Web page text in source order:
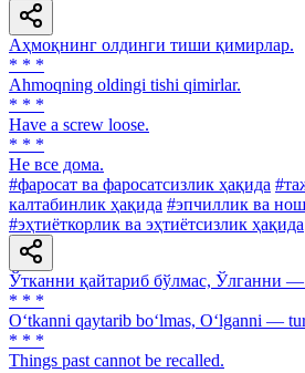
Аҳмоқнинг олдинги тиши қимирлар.
* * *
Ahmoqning oldingi tishi qimirlar.
* * *
Have a screw loose.
* * *
He все дома.
#фаросат ва фаросатсизлик ҳақида
калтабинлик ҳақида #эпчиллик ва
#эҳтиёткорлик ва эҳтиётсизлик ҳақида
Ўтканни қайтариб бўлмас, Ўлганни —
* * *
O‘tkanni qaytarib bo‘lmas, O‘lganni —
* * *
Things past cannot be recalled.